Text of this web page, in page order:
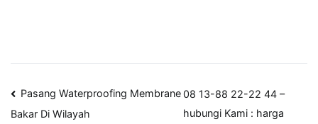
Post
Pasang Waterproofing Membrane
Bakar Di Wilayah
08 13-88 22-22 44 –
hubungi Kami : harga